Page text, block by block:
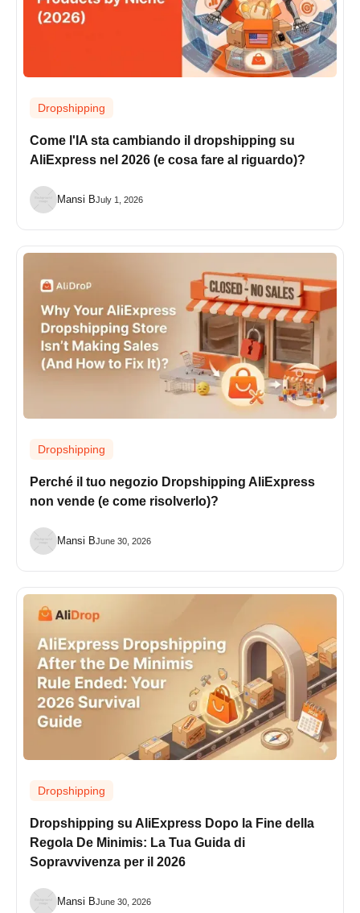
Dropshipping
Come l'IA sta cambiando il dropshipping su
AliExpress nel 2026 (e cosa fare al riguardo)?
Mansi BJuly 1, 2026
Dropshipping
Perché il tuo negozio Dropshipping AliExpress
non vende (e come risolverlo)?
Mansi BJune 30, 2026
Dropshipping
Dropshipping su AliExpress Dopo la Fine della
Regola De Minimis: La Tua Guida di
Sopravvivenza per il 2026
Mansi BJune 30, 2026